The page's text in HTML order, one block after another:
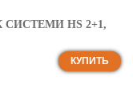
СИСТЕМИ НS 2+1,
КУПИТЬ